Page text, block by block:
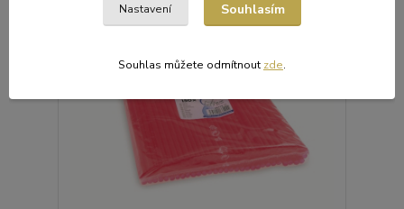
Nastavení Souhlasím
Souhlas můžete odmítnout zde.